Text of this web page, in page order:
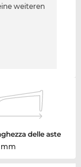
weiteren
delle aste
mm